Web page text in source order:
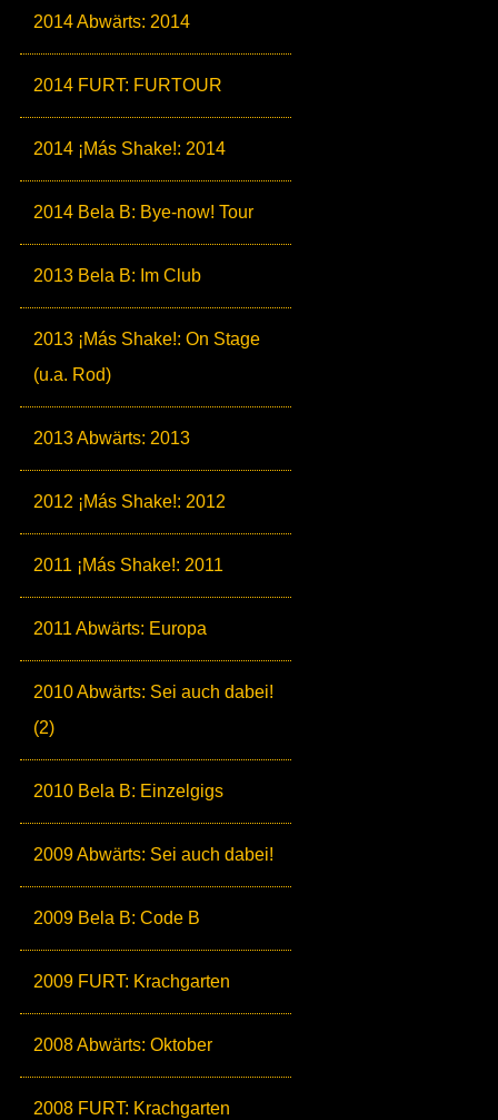
2014 Abwärts: 2014
2014 FURT: FURTOUR
2014 ¡Más Shake!: 2014
2014 Bela B: Bye-now! Tour
2013 Bela B: Im Club
2013 ¡Más Shake!: On Stage
(u.a. Rod)
2013 Abwärts: 2013
2012 ¡Más Shake!: 2012
2011 ¡Más Shake!: 2011
2011 Abwärts: Europa
2010 Abwärts: Sei auch dabei!
(2)
2010 Bela B: Einzelgigs
2009 Abwärts: Sei auch dabei!
2009 Bela B: Code B
2009 FURT: Krachgarten
2008 Abwärts: Oktober
2008 FURT: Krachgarten